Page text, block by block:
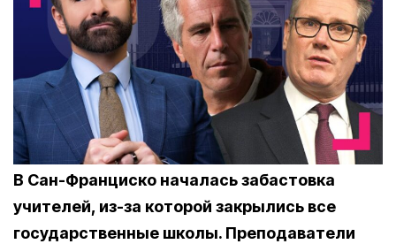
В Сан-Франциско началась забастовка
учителей, из-за которой закрылись все
государственные школы. Преподаватели